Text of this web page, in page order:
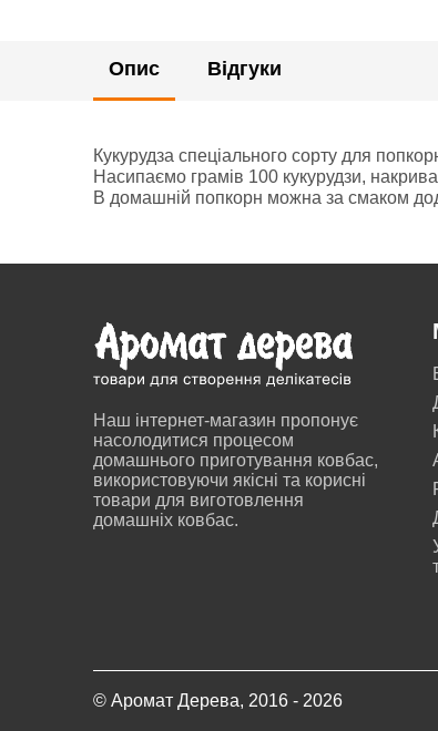
Опис Відгуки
Кукурудза спеціального сорту для
Насипаємо грамів 100 кукурудзи,
В домашній попкорн можна за смаком
Наш інтернет-магазин пропонує
насолодитися процесом
домашнього приготування ковбас,
використовуючи якісні та корисні
товари для виготовлення
домашніх ковбас.
© Аромат Дерева, 2016 - 2026